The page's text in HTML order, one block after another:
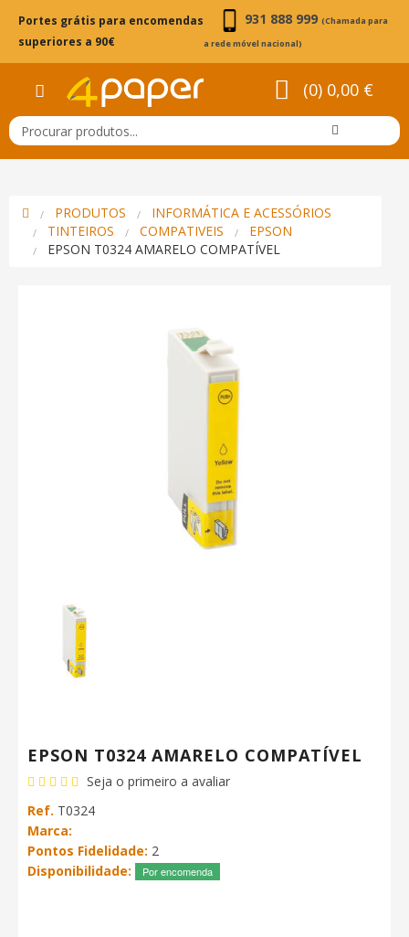
Portes grátis para encomendas
superiores a 90€
931 888 999 (Chamada para
a rede móvel nacional)
(0) 0,00 €
PRODUTOS
INFORMÁTICA E ACESSÓRIOS
TINTEIROS
COMPATIVEIS
EPSON
EPSON T0324 AMARELO COMPATÍVEL
EPSON T0324 AMARELO COMPATÍVEL
Seja o primeiro a avaliar
Ref. T0324
Marca:
Pontos Fidelidade: 2
Disponibilidade:
Por encomenda